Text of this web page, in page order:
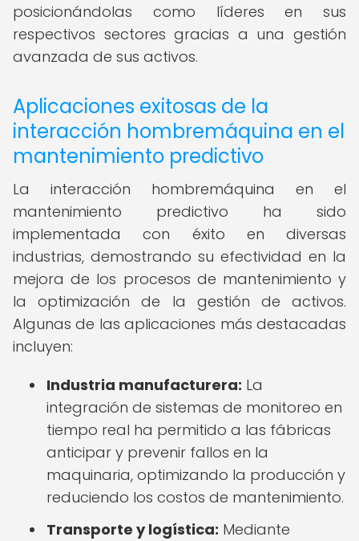
posicionándolas como líderes en sus
respectivos sectores gracias a una gestión
avanzada de sus activos.
Aplicaciones exitosas de la
interacción hombremáquina en el
mantenimiento predictivo
La interacción hombremáquina en el
mantenimiento predictivo ha sido
implementada con éxito en diversas
industrias, demostrando su efectividad en la
mejora de los procesos de mantenimiento y
la optimización de la gestión de activos.
Algunas de las aplicaciones más destacadas
incluyen:
Industria manufacturera: La
integración de sistemas de monitoreo en
tiempo real ha permitido a las fábricas
anticipar y prevenir fallos en la
maquinaria, optimizando la producción y
reduciendo los costos de mantenimiento.
Transporte y logística: Mediante